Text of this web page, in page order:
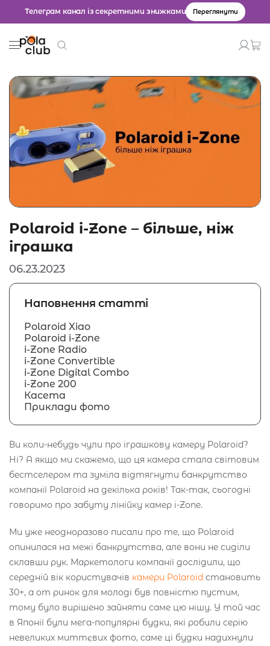
Телеграм канал із секретними знижками Переглянути
Товари
Введіть значення для пошуку.
Polaroid i-Zone – більше, ніж
іграшка
06.23.2023
Наповнення статті
Polaroid Xiao
Polaroid i-Zone
i-Zone Radio
i-Zone Convertible
i-Zone Digital Combo
i-Zone 200
Касета
Приклади фото
Ви коли-небудь чули про іграшкову камеру Polaroid?
Ні? А якщо ми скажемо, що ця камера стала світовим
бестселером та зуміла відтягнути банкрутство
компанії Polaroid на декілька років! Так-так, сьогодні
говоримо про забуту лінійку камер i-Zone.
Ми уже неодноразово писали про те, що Polaroid
опинилася на межі банкрутства, але вони не сиділи
склавши рук. Маркетологи компанії дослідили, що
середній вік користувачів камери Polaroid становить
30+, а от ринок для молоді був повністю пустим,
тому було вирішено зайняти саме цю нішу. У той час
в Японії були мега-популярні будки, які робили серію
невеликих миттєвих фото, саме ці будки надихнули